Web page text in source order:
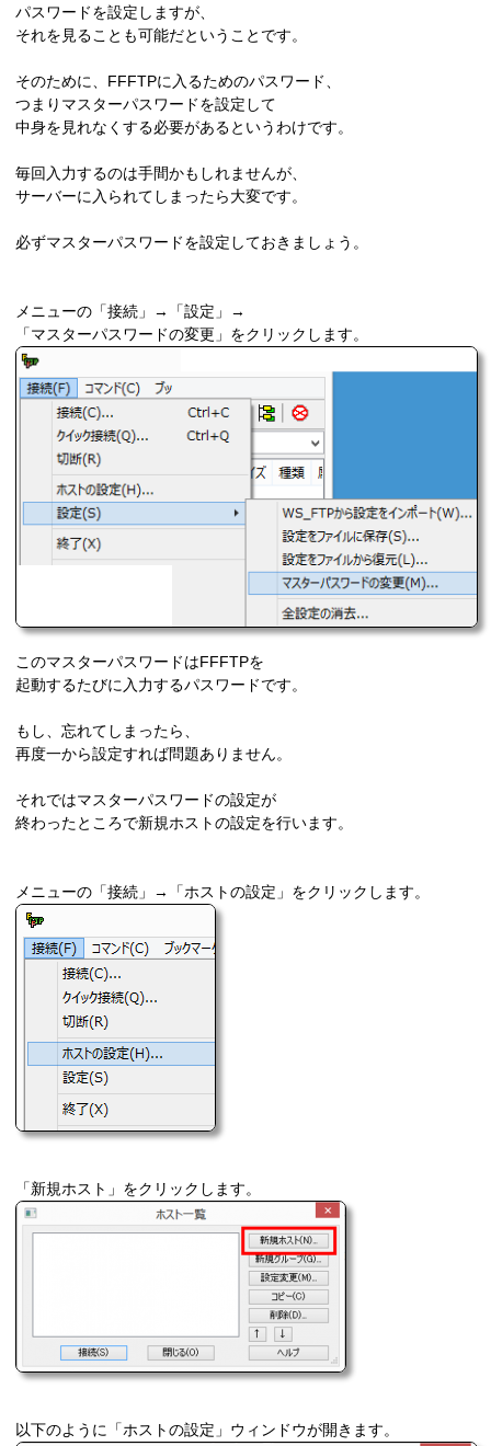
パスワードを設定しますが、
それを見ることも可能だということです。
そのために、FFFTPに入るためのパスワード、
つまりマスターパスワードを設定して
中身を見れなくする必要があるというわけです。
毎回入力するのは手間かもしれませんが、
サーバーに入られてしまったら大変です。
必ずマスターパスワードを設定しておきましょう。
メニューの「接続」→「設定」→
「マスターパスワードの変更」をクリックします。
このマスターパスワードはFFFTPを
起動するたびに入力するパスワードです。
もし、忘れてしまったら、
再度一から設定すれば問題ありません。
それではマスターパスワードの設定が
終わったところで新規ホストの設定を行います。
メニューの「接続」→「ホストの設定」をクリックします。
「新規ホスト」をクリックします。
以下のように「ホストの設定」ウィンドウが開きます。